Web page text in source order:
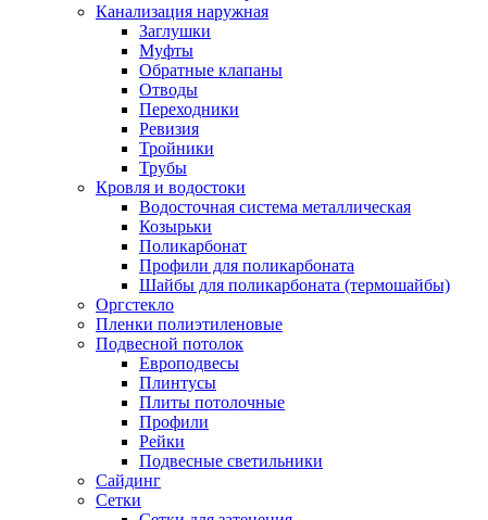
Канализация наружная
Заглушки
Муфты
Обратные клапаны
Отводы
Переходники
Ревизия
Тройники
Трубы
Кровля и водостоки
Водосточная система металлическая
Козырьки
Поликарбонат
Профили для поликарбоната
Шайбы для поликарбоната (термошайбы)
Оргстекло
Пленки полиэтиленовые
Подвесной потолок
Европодвесы
Плинтусы
Плиты потолочные
Профили
Рейки
Подвесные светильники
Сайдинг
Сетки